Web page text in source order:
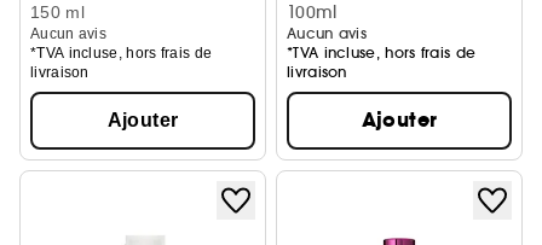
BODY OIL
150 ml
Aucun avis
*TVA incluse, hors frais de
livraison
Ajouter
100ml
Aucun avis
*TVA incluse, hors frais de
livraison
Ajouter